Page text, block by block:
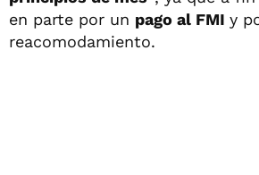
en parte por un pago al FMI y
reacomodamiento.